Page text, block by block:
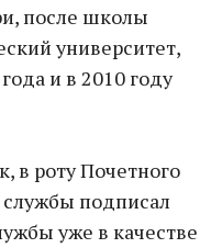
после школы
университет,
и в 2010 году
в роту Почетного
службы подписал
уже в качестве